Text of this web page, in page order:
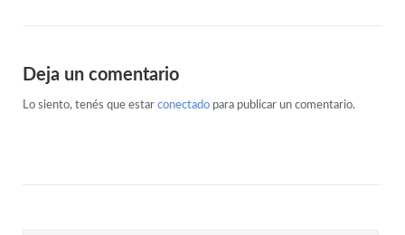
Deja un comentario
Lo siento, tenés que estar conectadopara publicar un comentario.